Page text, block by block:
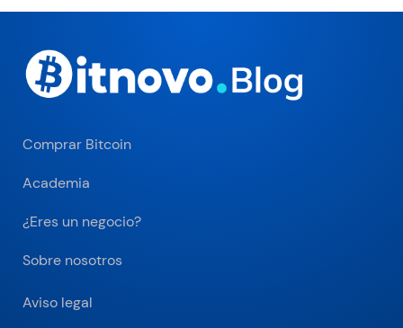
Comprar Bitcoin
Academia
¿Eres un negocio?
Sobre nosotros
Aviso legal